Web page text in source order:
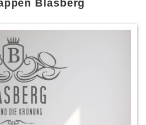
Blasberg